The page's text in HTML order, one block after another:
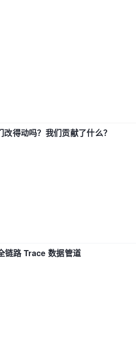
得动吗？我们贡献了什么？
链路 Trace 数据管道